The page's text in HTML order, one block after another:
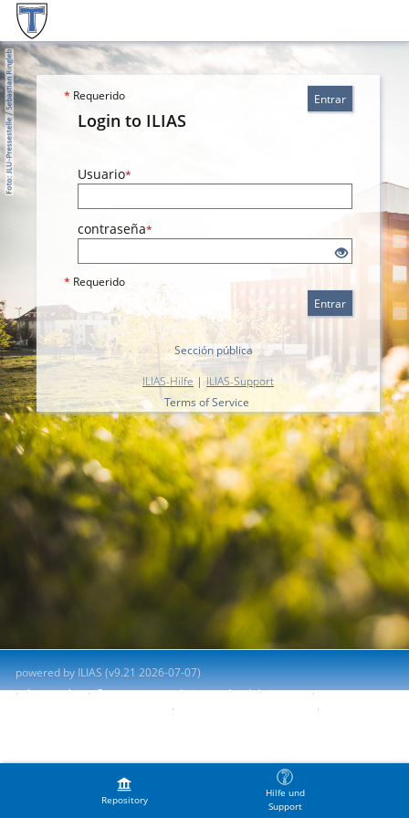
Repository
Hilfe und
Support
Entrar
* Requerido
Login to ILIAS
Usuario*
contraseña*
* Requerido
Entrar
Sección pública
ILIAS-Hilfe | ILIAS-Support
Terms of Service
powered by ILIAS (v9.21 2026-07-07)
Impresión
Contactar con administrador del sistema